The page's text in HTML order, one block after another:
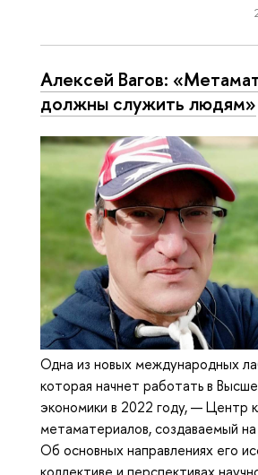
Алексей Вагов:
должны служить людям»
Одна из новых международных
которая начнет работать в
экономики в 2022 году, — Центр
метаматериалов, создаваемый
Об основных направлениях его